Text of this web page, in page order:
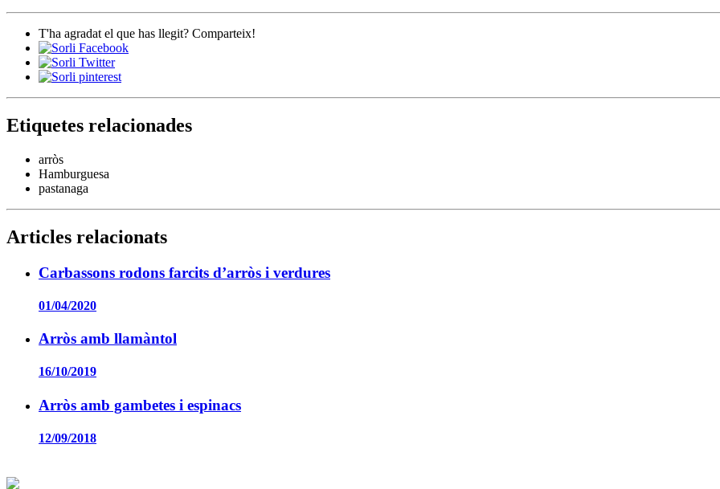
T'ha agradat el que has llegit? Comparteix!
Etiquetes relacionades
arròs
Hamburguesa
pastanaga
Articles relacionats
Carbassons rodons farcits d’arròs i verdures
01/04/2020
Arròs amb llamàntol
16/10/2019
Arròs amb gambetes i espinacs
12/09/2018